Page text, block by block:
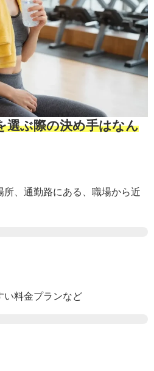
選ぶ際の決め手はなん
、 通勤路にある、 職場から近
い料金プランなど